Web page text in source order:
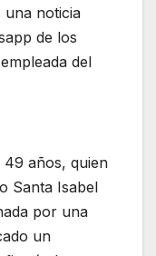
una noticia
de los
del
49 años, quien
Santa Isabel
por una
un